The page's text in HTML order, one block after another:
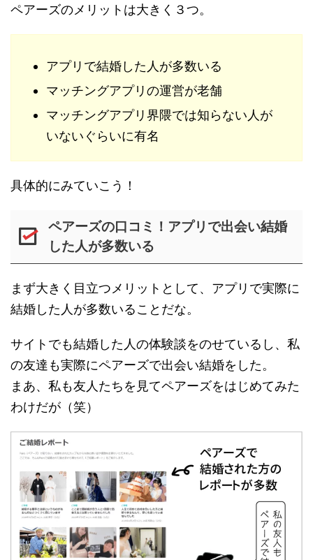
ペアーズのメリットは大きく３つ。
アプリで結婚した人が多数いる
マッチングアプリの運営が老舗
マッチングアプリ界隈では知らない人が
いないぐらいに有名
具体的にみていこう！
ペアーズの口コミ！アプリで出会い結婚
した人が多数いる
まず大きく目立つメリットとして、アプリで実際に
結婚した人が多数いることだな。
サイトでも結婚した人の体験談をのせているし、私
の友達も実際にペアーズで出会い結婚をした。
まあ、私も友人たちを見てペアーズをはじめてみた
わけだが（笑）